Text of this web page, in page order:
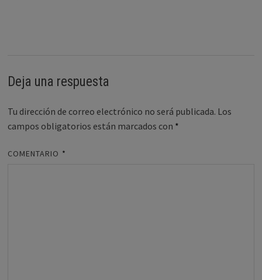
Deja una respuesta
Tu dirección de correo electrónico no será publicada. Los
campos obligatorios están marcados con *
COMENTARIO *